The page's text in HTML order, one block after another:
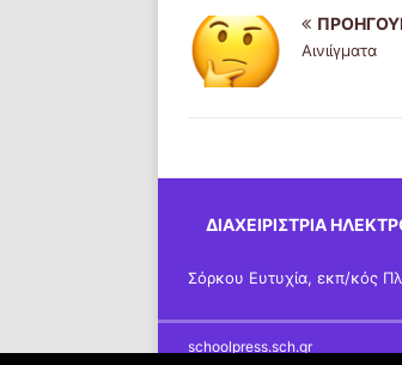
Aινιίγματα
ΔΙΑΧΕΙΡΊΣΤΡΙΑ
Σόρκου Ευτυχία, εκπ/κός
schoolpress.sch.gr